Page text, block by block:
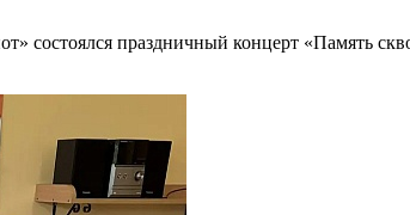
состоялся праздничный концерт «Память